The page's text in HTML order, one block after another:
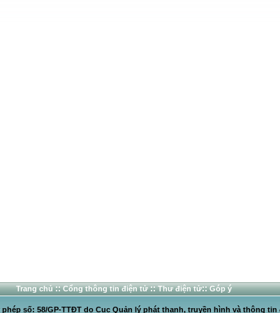
Trang chủ:: Cổng thông tin điện tử:: Thư điện tử:: Góp ý
số: 58/GP-TTĐT do Cục Quản lý phát thanh, truyền hình và thông tin